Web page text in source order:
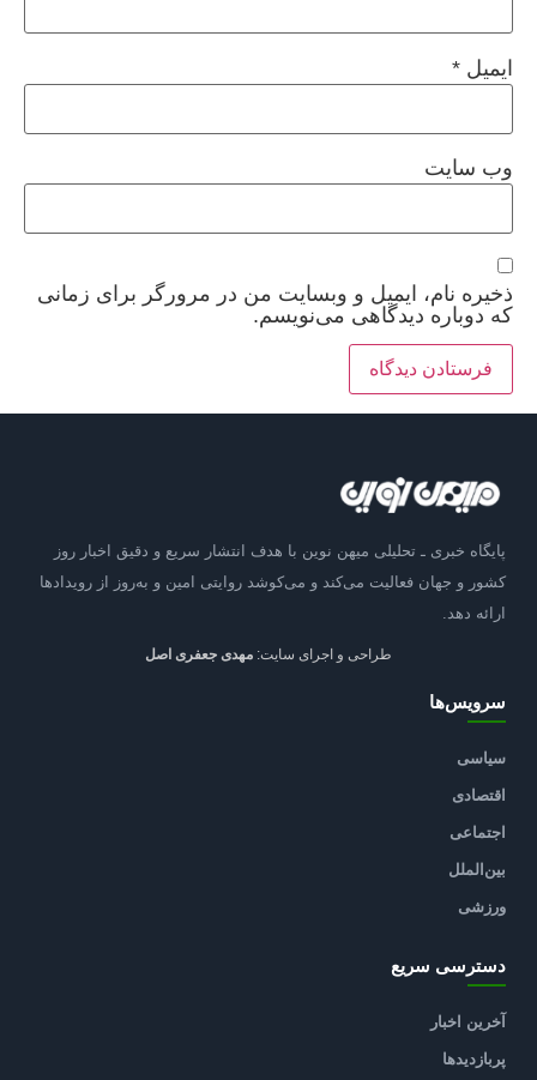
ایمیل *
وب‌ سایت
ذخیره نام، ایمیل و وبسایت من در مرورگر برای زمانی
که دوباره دیدگاهی می‌نویسم.
پایگاه خبری ـ تحلیلی میهن نوین با هدف انتشار سریع و دقیق اخبار روز
کشور و جهان فعالیت می‌کند و می‌کوشد روایتی امین و به‌روز از رویدادها
ارائه دهد.
طراحی و اجرای سایت: مهدی جعفری اصل
سرویس‌ها
سیاسی
اقتصادی
اجتماعی
بین‌الملل
ورزشی
دسترسی سریع
آخرین اخبار
پربازدیدها